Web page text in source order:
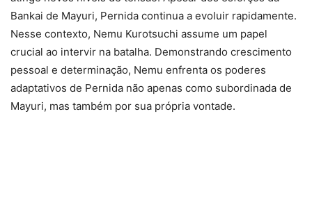
Bankai de Mayuri, Pernida continua a evoluir rapidamente.
Nesse contexto, Nemu Kurotsuchi assume um papel
crucial ao intervir na batalha. Demonstrando crescimento
pessoal e determinação, Nemu enfrenta os poderes
adaptativos de Pernida não apenas como subordinada de
Mayuri, mas também por sua própria vontade.